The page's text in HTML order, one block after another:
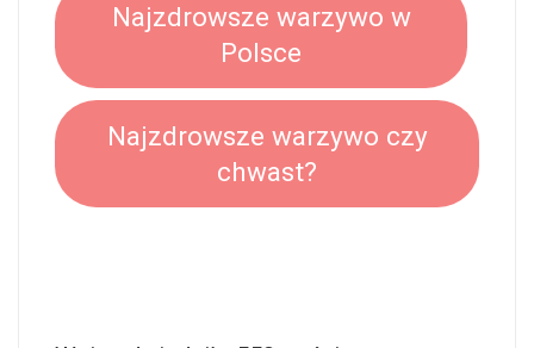
Najzdrowsze warzywo w
Polsce
Najzdrowsze warzywo czy
chwast?